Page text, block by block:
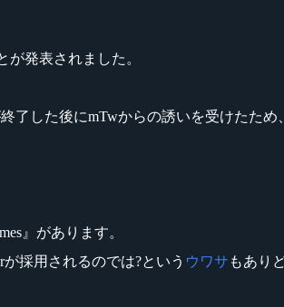
が発表されました。
了した後にmTwからの誘いを受けたため
』があります。
が採用されるのでは?という ウワサ もあり